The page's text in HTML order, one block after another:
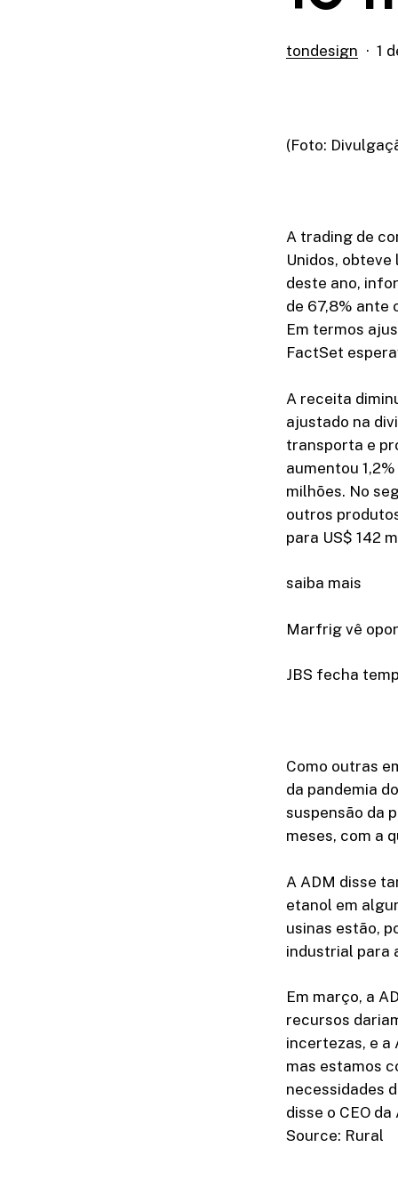
tondesign 1
(Foto:
A trading de
Unidos,
deste ano,
de 67,8% ante
Em termos
FactSet
A receita
ajustado na
transporta e
aumentou
milhões. No
outros
para US$ 142
saiba mais
Marfrig vê
JBS fecha
Como outras
da pandemia
suspensão da
meses, com a
A ADM disse
etanol em
usinas estão,
industrial para
Em março, a
recursos
incertezas, e a
mas estamos
necessidades
disse o CEO
Source: Rural